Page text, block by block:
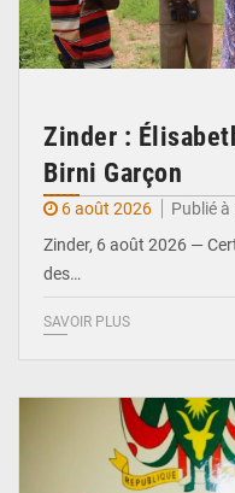
Zinder :
Birni Garçon
6 août 2026
Publié à
Zinder, 6 août 2026 —
des…
SAVOIR PLUS